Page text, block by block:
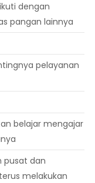
dengan
pangan lainnya
pelayanan
belajar mengajar
pusat dan
melakukan